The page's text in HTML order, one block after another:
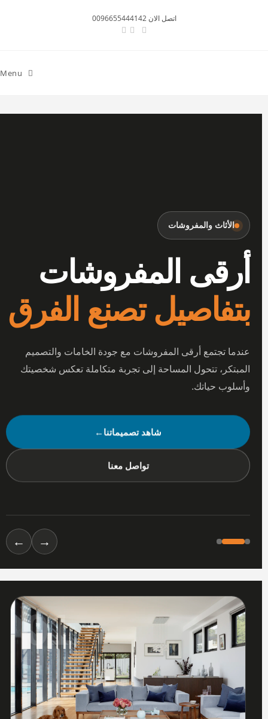
اتصل الان 0096655444142
Menu
الأثاث والمفروشات
أرقى المفروشات
بتفاصيل تصنع الفرق
عندما تجتمع أرقى المفروشات مع جودة الخامات والتصميم
المبتكر، تتحول المساحة إلى تجربة متكاملة تعكس شخصيتك
وأسلوب حياتك.
شاهد تصميماتنا←
تواصل معنا
→
←
01